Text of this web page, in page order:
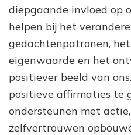
diepgaande invloed op
helpen bij het
gedachtenpatronen,
eigenwaarde en het
positiever beeld van
positieve affirmaties te
ondersteunen met
zelfvertrouwen